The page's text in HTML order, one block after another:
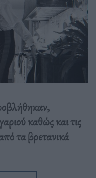
καθώς και τις
τα βρετανικά